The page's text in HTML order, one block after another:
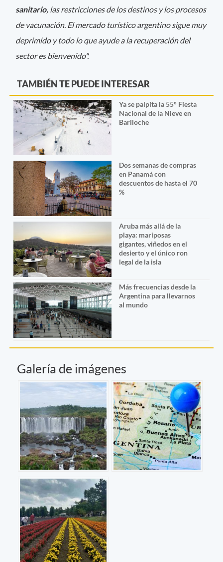
sanitario, las restricciones de los destinos y los procesos
de vacunación. El mercado turístico argentino sigue muy
deprimido y todo lo que ayude a la recuperación del
sector es bienvenido".
TAMBIÉN TE PUEDE INTERESAR
Ya se palpita la 55° Fiesta
Nacional de la Nieve en
Bariloche
Dos semanas de compras
en Panamá con
descuentos de hasta el 70
%
Aruba más allá de la
playa: mariposas
gigantes, viñedos en el
desierto y el único ron
legal de la isla
Más frecuencias desde la
Argentina para llevarnos
al mundo
Galería de imágenes